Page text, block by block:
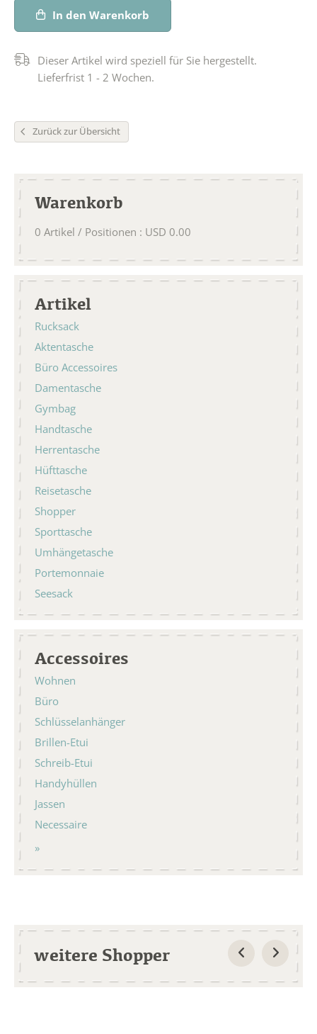
In den Warenkorb
Dieser Artikel wird speziell für Sie hergestellt.
Lieferfrist 1 - 2 Wochen.
Zurück zur Übersicht
Warenkorb
0 Artikel / Positionen : USD 0.00
Artikel
Rucksack
Aktentasche
Büro Accessoires
Damentasche
Gymbag
Handtasche
Herrentasche
Hüfttasche
Reisetasche
Shopper
Sporttasche
Umhängetasche
Portemonnaie
Seesack
Accessoires
Wohnen
Büro
Schlüsselanhänger
Brillen-Etui
Schreib-Etui
Handyhüllen
Jassen
Necessaire
weitere Shopper